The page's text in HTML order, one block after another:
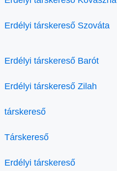
Erdélyi társkereső Szováta
Erdélyi társkereső Barót
Erdélyi társkereső Zilah
társkereső
Társkereső
Erdélyi társkereső